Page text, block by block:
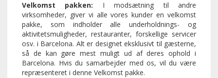
Velkomst pakken: I modsætning til andre
virksomheder, giver vi alle vores kunder en velkomst
pakke, som indholder alle underholdnings- og
aktivitetsmuligheder, restauranter, forskellige servicer
osv. i Barcelona. Alt er designet eksklusivt til gæsterne,
så de kan gøre mest muligt ud af deres ophold i
Barcelona. Hvis du samarbejder med os, vil du være
repræsenteret i denne Velkomst pakke.